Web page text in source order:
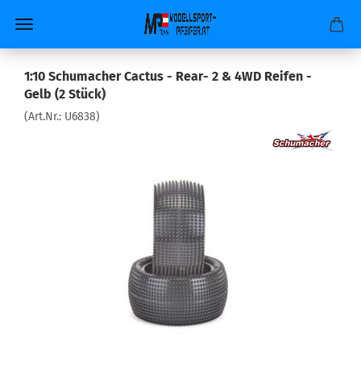
1:10 Schumacher Cactus - Rear- 2 & 4WD Reifen -
Gelb (2 Stück)
(Art.Nr.: U6838)